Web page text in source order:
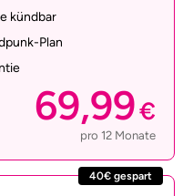
kündbar
Plan
69,99€
pro 12 Monate
40€ gespart